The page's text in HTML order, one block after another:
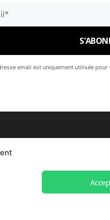
email est uniquement utilisée